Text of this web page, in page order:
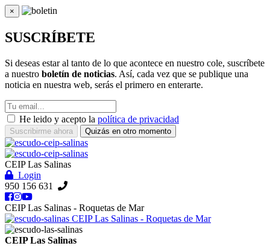
×
Cerrar
SUSCRÍBETE
Si deseas estar al tanto de lo que acontece en nuestro cole, suscríbete
a nuestro boletín de noticias. Así, cada vez que se publique una
noticia en nuestra web, serás el primero en enterarte.
He leido y acepto la política de privacidad
Suscribirme ahora Quizás en otro momento
CEIP Las Salinas
Login
950 156 631
CEIP Las Salinas - Roquetas de Mar
CEIP Las Salinas - Roquetas de Mar
CEIP Las Salinas